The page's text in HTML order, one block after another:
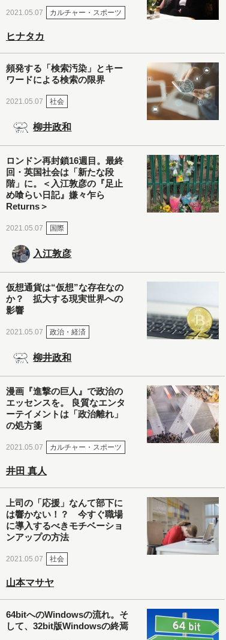
2021.05.07 カルチャー・スポーツ
ヒナタカ
頻発する「検索汚染」とキー
ワードによる検索の限界
2021.05.07 社会
柳井政和
ロンドン再封鎖16週目。最終
回・英国社会は「新たな段
階」に。＜入江敦彦の『足止
め喰らい日記』嫌々乍ら
Returns＞
2021.05.07 国際
入江敦彦
仮想通貨は“仮想”な存在なの
か？ 拡大する現実世界への
影響
2021.05.07 政治・経済
柳井政和
漫画『進撃の巨人』で政治の
エッセンスを。 良質なエンタ
ーテイメントは「政治離れ」
の処方箋
2021.05.07 カルチャー・スポーツ
井田 真人
上司の「応援」なんて部下に
は響かない！？ 今すぐ職場
に導入するべきモチベーショ
ンアップの方法
2021.05.07 社会
山本マサヤ
64bitへのWindowsの流れ。そ
して、32bit版Windowsの終焉